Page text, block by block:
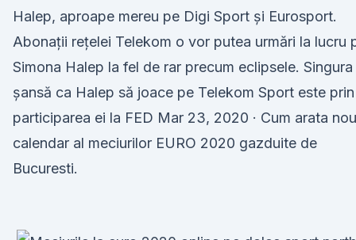
Halep, aproape mereu pe Digi Sport și Eurosport.
Abonații rețelei Telekom o vor putea urmări la lucru
Simona Halep la fel de rar precum eclipsele. Singura
șansă ca Halep să joace pe Telekom Sport este prin
participarea ei la FED Mar 23, 2020 · Cum arata
calendar al meciurilor EURO 2020 gazduite de
Bucuresti.